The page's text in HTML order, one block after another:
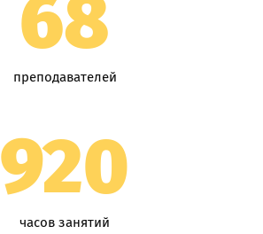
68
преподавателей
920
часов занятий